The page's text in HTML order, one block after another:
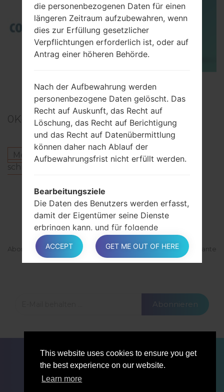
This website uses cookies to ensure you get
the best experience on our website.
Learn more
TOP 5 SECRET CODES for Samsung
0Kommentare
Melden Sie sich anum einen Kommentar zu
schreiben.
ABONNIEREN
Abonnieren Sie unsere Mailingliste und erhalten Sie interessante
Materialien und Updates per E-Mail.
Abonnieren
NUTZUNGSBEDINGUNGEN
die personenbezogenen Daten für einen
längeren Zeitraum aufzubewahren, wenn
dies zur Erfüllung gesetzlicher
Verpflichtungen erforderlich ist, oder auf
Antrag einer höheren Behörde.
Nach der Aufbewahrung werden
personenbezogene Daten gelöscht. Das
Recht auf Auskunft, das Recht auf
Löschung, das Recht auf Berichtigung
und das Recht auf Datenübermittlung
können daher nach Ablauf der
Aufbewahrungsfrist nicht erfüllt werden.
Bearbeitungsziele
Die Daten des Benutzers werden erfasst,
damit der Eigentümer seine Dienste
erbringen kann, und für folgende
Zwecke: Verwalten Sie Kontakte, senden
Sie Nachrichten und kommentieren Sie
den Inhalt.
In den entsprechenden Abschnitten
dieses Dokuments finden Benutzer
zum Zweck der Verarbeitung und die für
persönlichen Daten.
ACCEPT GET ME OUT OF HERE